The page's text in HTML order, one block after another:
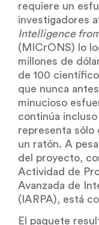
requiere un
investigadores
Intelligence
(MICrONS) lo
millones de
de 100
que nunca
minucioso
continúa
representa sólo
un ratón. A
del proyecto,
Actividad de
Avanzada de
(IARPA), está
El paquete